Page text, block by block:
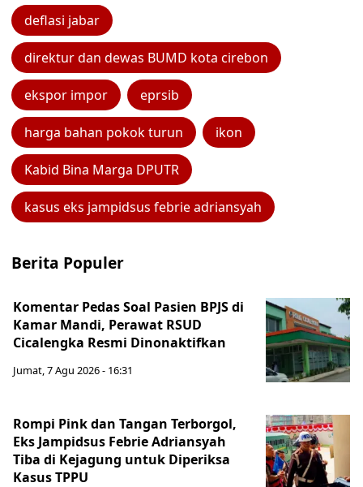
deflasi jabar
direktur dan dewas BUMD kota cirebon
ekspor impor eprsib
harga bahan pokok turun ikon
Kabid Bina Marga DPUTR
kasus eks jampidsus febrie adriansyah
Berita Populer
Komentar Pedas Soal Pasien BPJS di
Kamar Mandi, Perawat RSUD
Cicalengka Resmi Dinonaktifkan
Jumat, 7 Agu 2026 - 16:31
Rompi Pink dan Tangan Terborgol,
Eks Jampidsus Febrie Adriansyah
Tiba di Kejagung untuk Diperiksa
Kasus TPPU